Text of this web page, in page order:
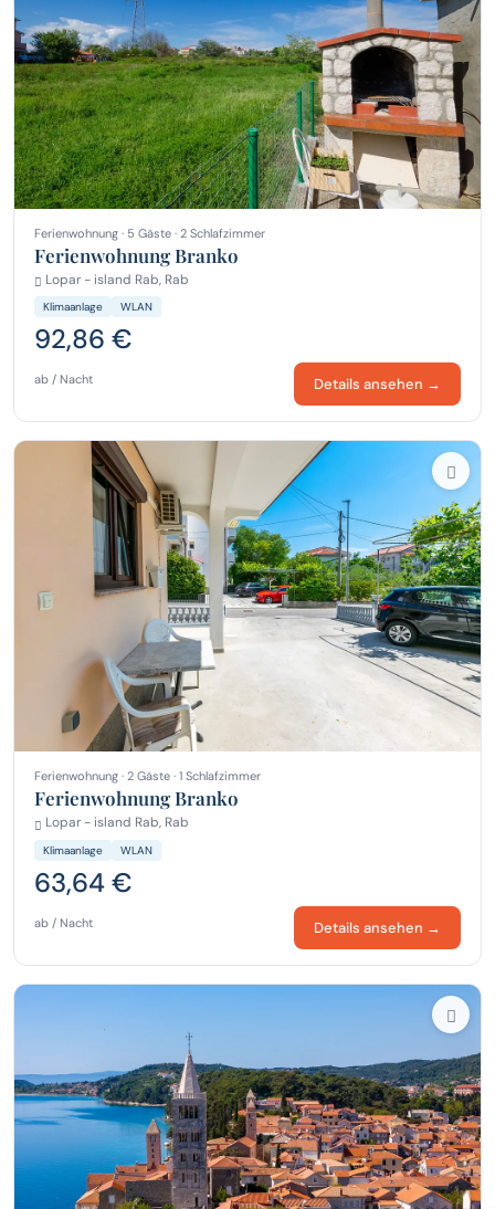
Ferienwohnung · 5 Gäste · 2 Schlafzimmer
Ferienwohnung Branko
Lopar - island Rab, Rab
Klimaanlage WLAN
92,86 €
ab / Nacht Details ansehen →
Ferienwohnung · 2 Gäste · 1 Schlafzimmer
Ferienwohnung Branko
Lopar - island Rab, Rab
Klimaanlage WLAN
63,64 €
ab / Nacht Details ansehen →